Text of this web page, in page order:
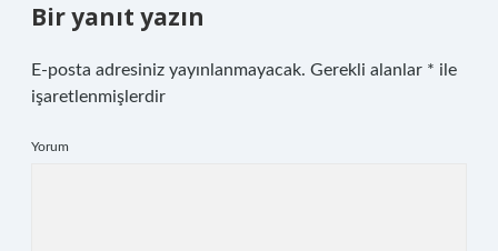
Bir yanıt yazın
E-posta adresiniz yayınlanmayacak. Gerekli alanlar * ile
işaretlenmişlerdir
Yorum